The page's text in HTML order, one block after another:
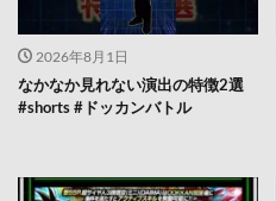
2026年8月1日
なかなか見れない演出の特徴2選
#shorts #ドッカンバトル